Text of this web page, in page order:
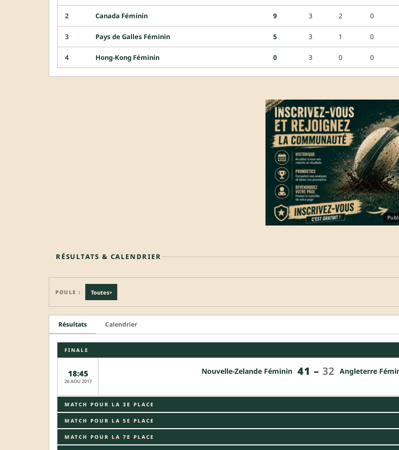
2 Canada Féminin 9 3 2 0
3 Pays de Galles Féminin 5 3 1 0
4 Hong-Kong Féminin 0 3 0 0
RÉSULTATS & CALENDRIER
POULE : Toutes▾
Résultats Calendrier
FINALE
18:45
26 AOU 2017
Nouvelle-Zelande Féminin 41 – 32 Angleterre
MATCH POUR LA 3E PLACE
MATCH POUR LA 5E PLACE
MATCH POUR LA 7E PLACE